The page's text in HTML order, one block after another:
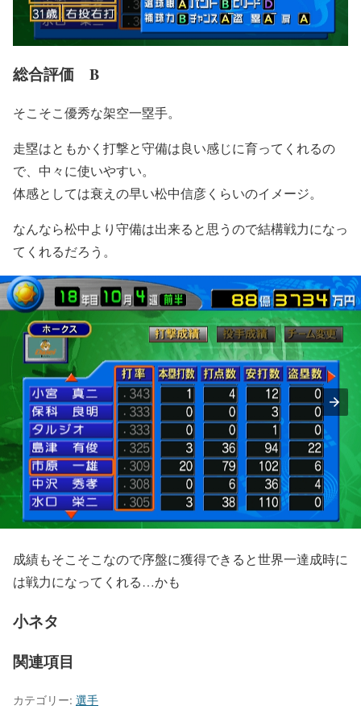
総合評価 B
そこそこ優秀な架空一塁手。
走塁はともかく打撃と守備は良い感じに育ってくれるの
で、中々に使いやすい。
体感としては衰えの早い松中信彦くらいのイメージ。
なんなら松中より守備は出来ると思うので結構戦力になっ
てくれるだろう。
成績もそこそこなので序盤に獲得できると世界一達成時に
は戦力になってくれる…かも
小ネタ
関連項目
カテゴリー: 選手